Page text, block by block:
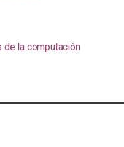
de la computación